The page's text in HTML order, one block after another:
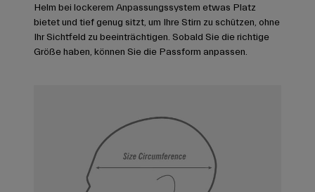
Helm bei lockerem Anpassungssystem etwas Platz
bietet und tief genug sitzt, um Ihre Stirn zu schützen, ohne
Ihr Sichtfeld zu beeinträchtigen. Sobald Sie die richtige
Größe haben, können Sie die Passform anpassen.